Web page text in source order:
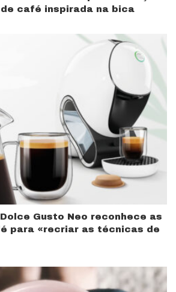
café inspirada na bica
Gusto Neo reconhece as
para «recriar as técnicas de